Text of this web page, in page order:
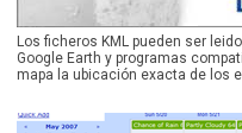
Los ficheros KML pueden ser
Google Earth y programas
mapa la ubicación exacta de los